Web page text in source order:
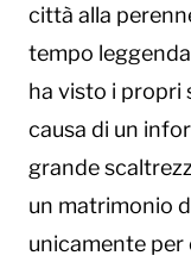
città alla
tempo
ha visto i propri
causa di un
grande
un matrimonio
unicamente per